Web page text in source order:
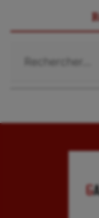
Tir
Tir à